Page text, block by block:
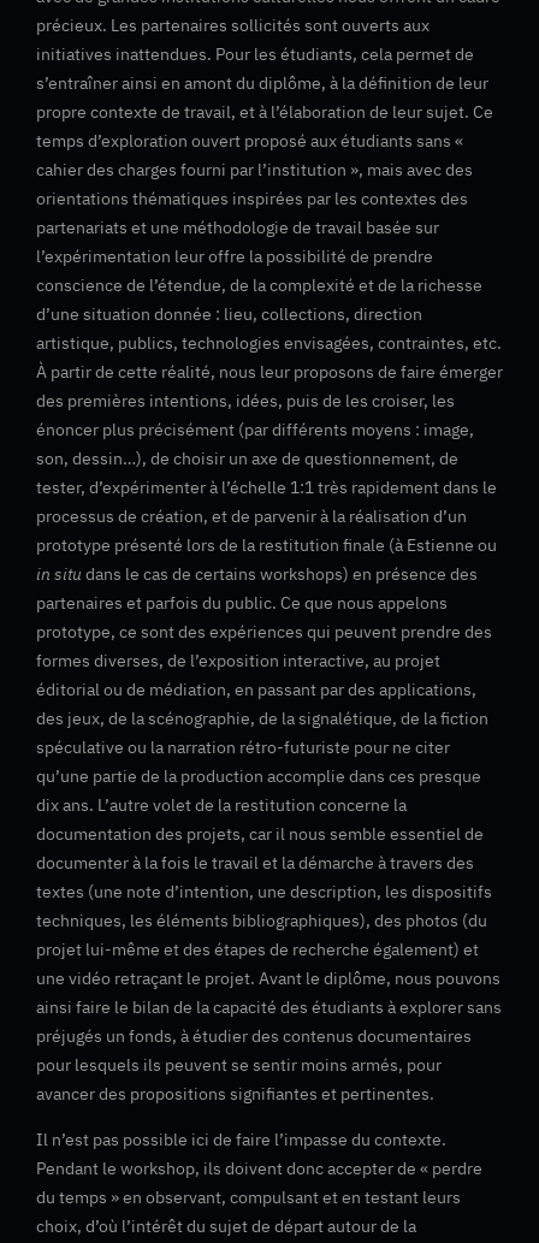
précieux. Les partenaires sollicités sont ouverts aux
initiatives inattendues. Pour les étudiants, cela permet de
s’entraîner ainsi en amont du diplôme, à la définition de leur
propre contexte de travail, et à l’élaboration de leur sujet. Ce
temps d’exploration ouvert proposé aux étudiants sans «
cahier des charges fourni par l’institution », mais avec des
orientations thématiques inspirées par les contextes des
partenariats et une méthodologie de travail basée sur
l’expérimentation leur offre la possibilité de prendre
conscience de l’étendue, de la complexité et de la richesse
d’une situation donnée : lieu, collections, direction
artistique, publics, technologies envisagées, contraintes, etc.
À partir de cette réalité, nous leur proposons de faire émerger
des premières intentions, idées, puis de les croiser, les
énoncer plus précisément (par différents moyens : image,
son, dessin…), de choisir un axe de questionnement, de
tester, d’expérimenter à l’échelle 1:1 très rapidement dans le
processus de création, et de parvenir à la réalisation d’un
prototype présenté lors de la restitution finale (à Estienne ou
in situ dans le cas de certains workshops) en présence des
partenaires et parfois du public. Ce que nous appelons
prototype, ce sont des expériences qui peuvent prendre des
formes diverses, de l’exposition interactive, au projet
éditorial ou de médiation, en passant par des applications,
des jeux, de la scénographie, de la signalétique, de la fiction
spéculative ou la narration rétro-futuriste pour ne citer
qu’une partie de la production accomplie dans ces presque
dix ans. L’autre volet de la restitution concerne la
documentation des projets, car il nous semble essentiel de
documenter à la fois le travail et la démarche à travers des
textes (une note d’intention, une description, les dispositifs
techniques, les éléments bibliographiques), des photos (du
projet lui-même et des étapes de recherche également) et
une vidéo retraçant le projet. Avant le diplôme, nous pouvons
ainsi faire le bilan de la capacité des étudiants à explorer sans
préjugés un fonds, à étudier des contenus documentaires
pour lesquels ils peuvent se sentir moins armés, pour
avancer des propositions signifiantes et pertinentes.
Il n’est pas possible ici de faire l’impasse du contexte.
Pendant le workshop, ils doivent donc accepter de « perdre
du temps » en observant, compulsant et en testant leurs
choix, d’où l’intérêt du sujet de départ autour de la